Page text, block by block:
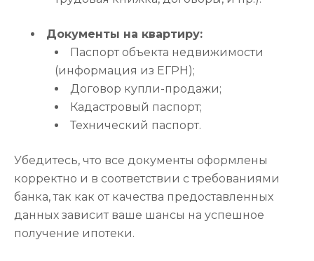
Документы на квартиру:
Паспорт объекта недвижимости
(информация из ЕГРН);
Договор купли-продажи;
Кадастровый паспорт;
Технический паспорт.
Убедитесь, что все документы оформлены
корректно и в соответствии с требованиями
банка, так как от качества предоставленных
данных зависит ваше шансы на успешное
получение ипотеки.